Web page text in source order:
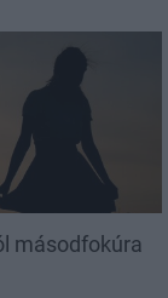
másodfokúra